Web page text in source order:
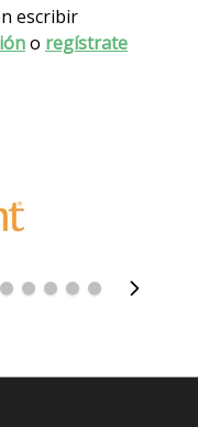
escribir
o regístrate